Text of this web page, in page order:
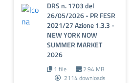
DRS n. 1703 del
26/05/2026 - PR FESR
2021/27 Azione 1.3.3 -
NEW YORK NOW
SUMMER MARKET
2026
1 file
2.94 MB
2114 downloads